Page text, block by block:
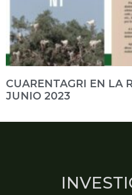
CUARENTAGRI EN LA
JUNIO 2023